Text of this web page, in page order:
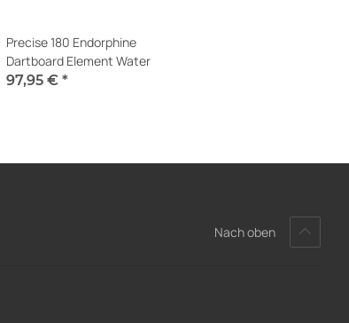
Precise 180 Endorphine
Dartboard Element Water
97,95 € *
Nach oben